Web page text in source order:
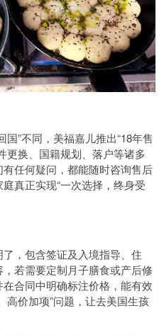
”不同，美福嘉儿推出“18年售
更换、国籍规划、落户等诸多
任何疑问，都能随时咨询售后
真正实现“一次选择，终身受
，包含签证及入境指导、住
若需要定制月子膳食或产后修
合同中明确标注价格，能有效
高价加项”问题，让去美国生孩